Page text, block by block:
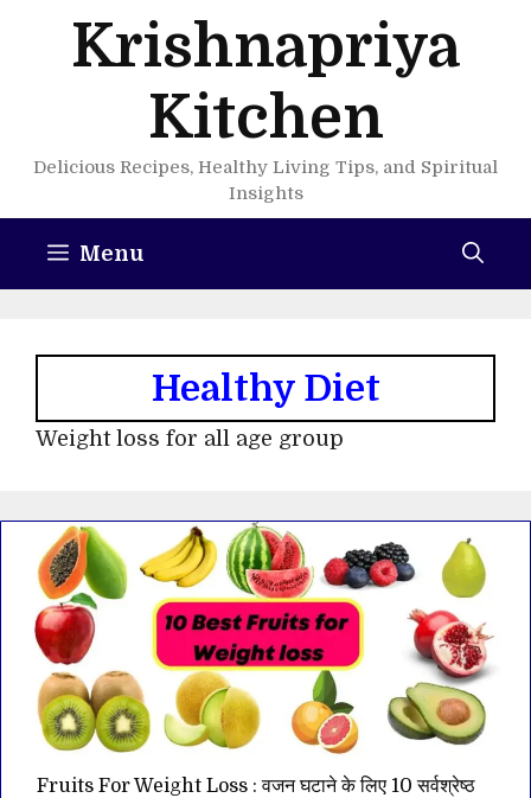
Krishnapriya
Kitchen
Delicious Recipes, Healthy Living Tips, and Spiritual
Insights
Menu
Healthy Diet
Weight loss for all age group
Fruits For Weight Loss : वजन घटाने के लिए 10 सर्वश्रेष्ठ